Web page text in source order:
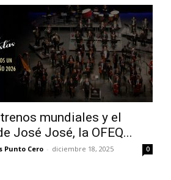
mundiales y el
José José, la OFEQ...
Punto Cero - diciembre 18, 2025 0